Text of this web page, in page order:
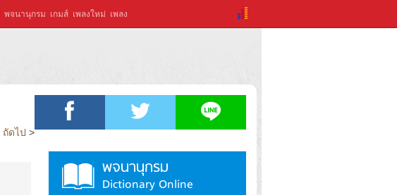
พจนานุกรม เกมส์ เพลงใหม่ เพลง
ถัดไป >
พจนานุกรม
Dictionary Online